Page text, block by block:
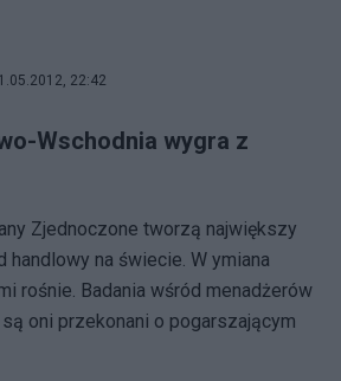
22:42
Wschodnia wygra z
Zjednoczone tworzą największy
handlowy na świecie. W ymiana
rośnie. Badania wśród menadżerów
oni przekonani o pogarszającym